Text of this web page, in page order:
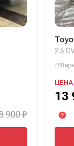
900 ₽
2.5
13
?